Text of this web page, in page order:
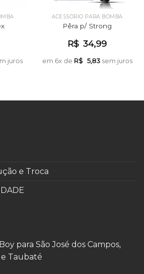
juros
ACESSÓRIO PARA BOMBA
Pêra p/ Strong
R$ 34,99
em 6x de R$ 5,83 sem juros
e Troca
para São José dos Campos,
e Taubaté